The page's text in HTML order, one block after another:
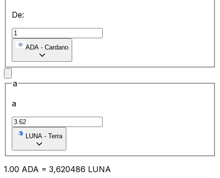
De:
ADA - Cardano
a
a
LUNA - Terra
1.00 ADA = 3,620486 LUNA